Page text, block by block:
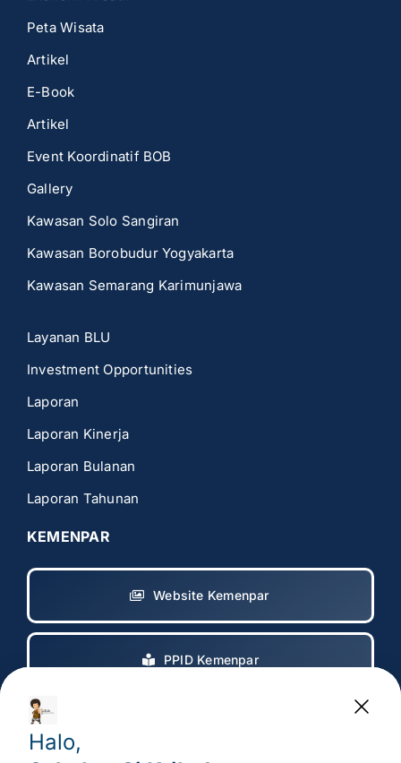
Peta Wisata
Artikel
E-Book
Artikel
Event Koordinatif BOB
Gallery
Kawasan Solo Sangiran
Kawasan Borobudur Yogyakarta
Kawasan Semarang Karimunjawa
Layanan BLU
Investment Opportunities
Laporan
Laporan Kinerja
Laporan Bulanan
Laporan Tahunan
KEMENPAR
Website Kemenpar
PPID Kemenpar